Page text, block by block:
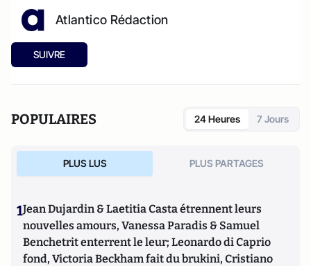
Atlantico Rédaction
SUIVRE
POPULAIRES 24 Heures 7 Jours
PLUS LUS PLUS PARTAGES
1Jean Dujardin & Laetitia Casta étrennent leurs
nouvelles amours, Vanessa Paradis & Samuel
Benchetrit enterrent le leur; Leonardo di Caprio
fond, Victoria Beckham fait du brukini, Cristiano